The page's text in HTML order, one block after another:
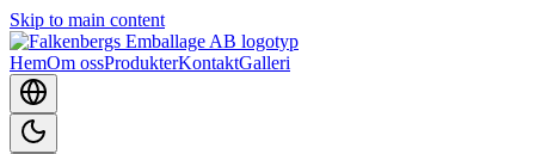
Skip to main content
HemOm ossProdukterKontaktGalleri